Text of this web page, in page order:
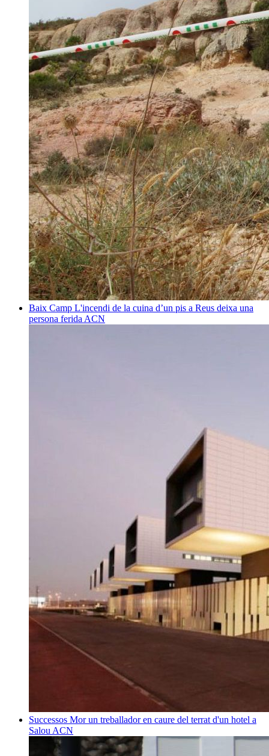
Baix Camp L'incendi de la cuina d’un pis a Reus deixa una
persona ferida ACN
Successos Mor un treballador en caure del terrat d'un hotel a
Salou ACN